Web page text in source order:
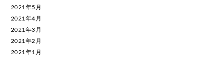
2021年5月
2021年4月
2021年3月
2021年2月
2021年1月